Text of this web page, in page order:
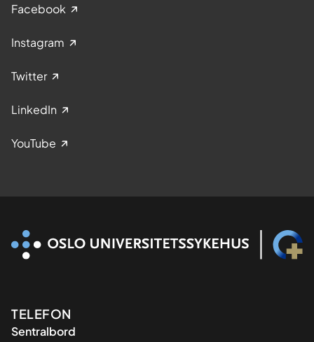
Facebook
Instagram
Twitter
LinkedIn
YouTube
Kontaktinformasjon
TELEFON
Sentralbord